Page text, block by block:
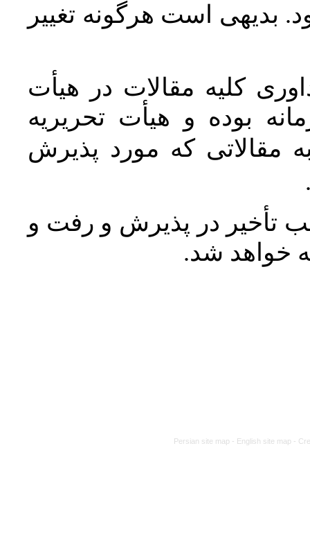
بدیهی است هرگونه تغییر
کلیه مقالات در هیأت
بوده و هیأت تحریریه
مقالاتی که مورد پذیرش
تأخیر در پذیرش و رفت و
خواهد شد.
Persian site map - English site map -